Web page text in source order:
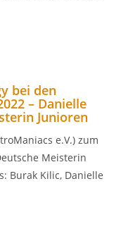
bei den
– Danielle
Junioren
e.V.) zum
Meisterin
Burak Kilic, Danielle